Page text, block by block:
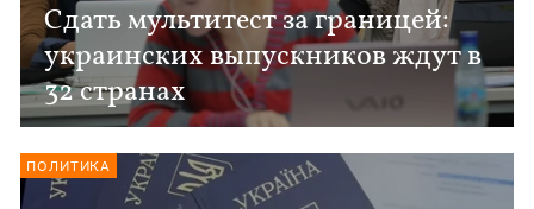
Сдать мультитест за границей:
украинских выпускников ждут в
32 странах
ПОЛИТИКА